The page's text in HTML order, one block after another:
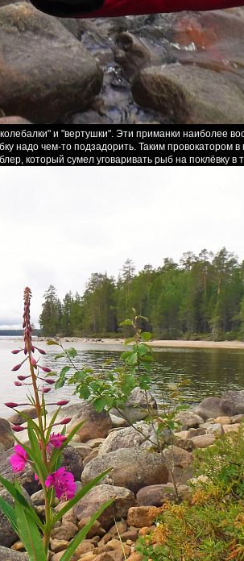
и "вертушки". Эти приманки наиболее
надо чем-то подзадорить. Таким провокатором
который сумел уговаривать рыб на поклёвку